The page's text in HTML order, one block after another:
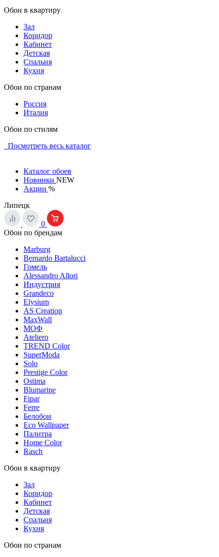
Обои в квартиру
Зал
Коридор
Кабинет
Детская
Спальня
Кухня
Обои по странам
Россия
Италия
Обои по стилям
Посмотреть весь каталог
Каталог обоев
Новинки NEW
Акции %
Липецк
0
Обои по брендам
Marburg
Bernardo Bartalucci
Гомель
Alessandro Allori
Индустрия
Grandeco
Elysium
AS Creation
MaxWall
МОФ
Ateliero
TREND Color
SuperModa
Solo
Prestige Color
Ostima
Blumarine
Fipar
Ferre
Белобои
Eco Wallpaper
Палитра
Home Color
Rasch
Обои в квартиру
Зал
Коридор
Кабинет
Детская
Спальня
Кухня
Обои по странам